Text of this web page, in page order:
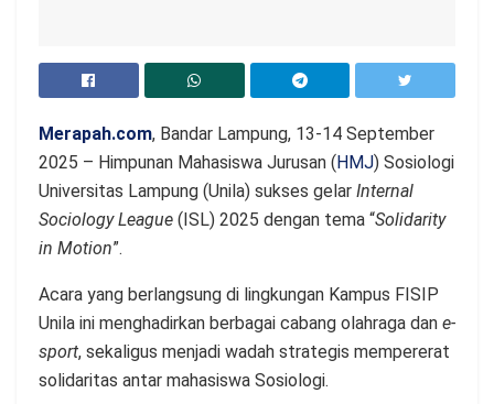
Merapah.com, Bandar Lampung, 13-14 September
2025 – Himpunan Mahasiswa Jurusan (HMJ) Sosiologi
Universitas Lampung (Unila) sukses gelar Internal
Sociology League (ISL) 2025 dengan tema “Solidarity
in Motion”.
Acara yang berlangsung di lingkungan Kampus FISIP
Unila ini menghadirkan berbagai cabang olahraga dan e-
sport, sekaligus menjadi wadah strategis mempererat
solidaritas antar mahasiswa Sosiologi.